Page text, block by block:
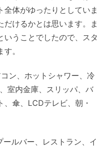
体がゆったりとしていま
けるかとは思います。ま
いうことでしたので、スタ
。
ン、ホットシャワー、冷
室内金庫、スリッパ、バ
、傘、LCDテレビ、朝・
ルバー、レストラン、イ